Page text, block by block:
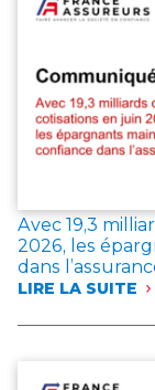
Avec 19,3
2026, les
dans
LIRE LA SUITE
: